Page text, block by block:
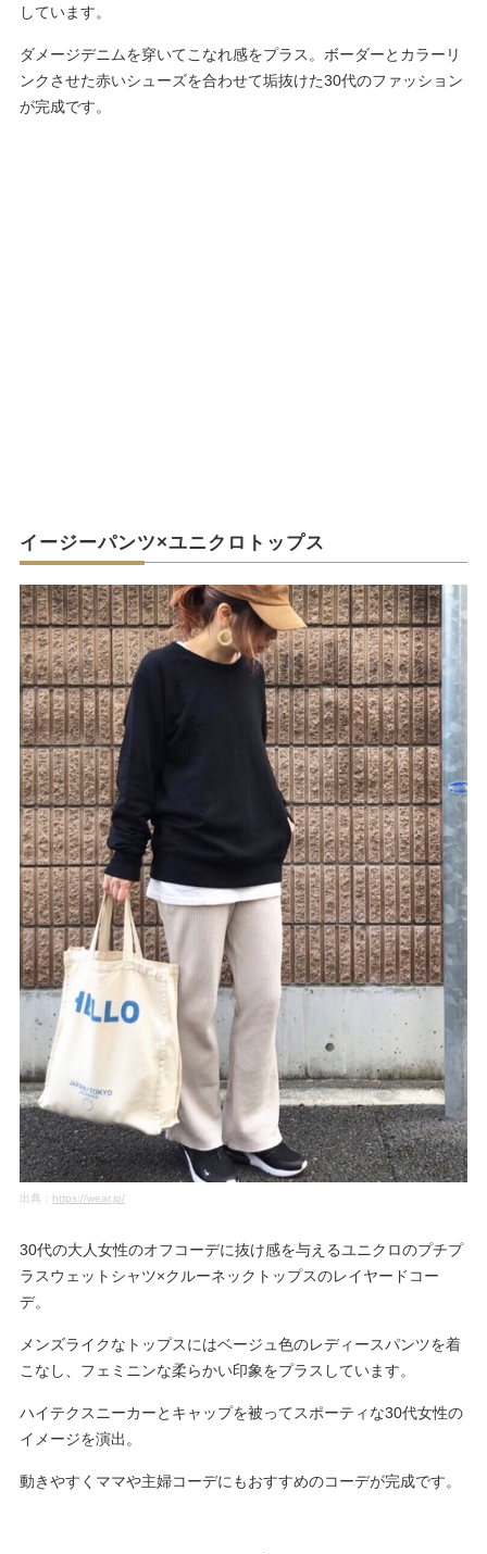
しています。
ダメージデニムを穿いてこなれ感をプラス。ボーダーとカラーリ
ンクさせた赤いシューズを合わせて垢抜けた30代のファッション
が完成です。
イージーパンツ×ユニクロトップス
出典： https://wear.jp/
30代の大人女性のオフコーデに抜け感を与えるユニクロのプチプ
ラスウェットシャツ×クルーネックトップスのレイヤードコー
デ。
メンズライクなトップスにはベージュ色のレディースパンツを着
こなし、フェミニンな柔らかい印象をプラスしています。
ハイテクスニーカーとキャップを被ってスポーティな30代女性の
イメージを演出。
動きやすくママや主婦コーデにもおすすめのコーデが完成です。